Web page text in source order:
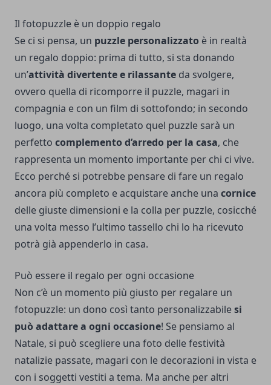
Il fotopuzzle è un doppio regalo
Se ci si pensa, un puzzle personalizzato è in realtà
un regalo doppio: prima di tutto, si sta donando
un’attività divertente e rilassante da svolgere,
ovvero quella di ricomporre il puzzle, magari in
compagnia e con un film di sottofondo; in secondo
luogo, una volta completato quel puzzle sarà un
perfetto complemento d’arredo per la casa, che
rappresenta un momento importante per chi ci vive.
Ecco perché si potrebbe pensare di fare un regalo
ancora più completo e acquistare anche una cornice
delle giuste dimensioni e la colla per puzzle, cosicché
una volta messo l’ultimo tassello chi lo ha ricevuto
potrà già appenderlo in casa.
Può essere il regalo per ogni occasione
Non c’è un momento più giusto per regalare un
fotopuzzle: un dono così tanto personalizzabilesi
può adattare a ogni occasione! Se pensiamo al
Natale, si può scegliere una foto delle festività
natalizie passate, magari con le decorazioni in vista e
con i soggetti vestiti a tema. Ma anche per altri